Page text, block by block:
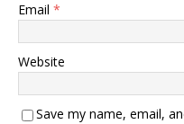
Email *
Website
Save my name, email,